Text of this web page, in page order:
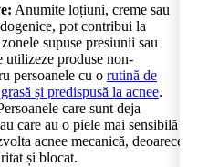
Anumite loțiuni, creme sau
pot contribui la
supuse presiunii sau
utilizeze produse non-
persoanele cu o rutină de
și predispusă la acnee.
care sunt deja
care au o piele mai sensibilă
acnee mecanică, deoarece
și blocat.